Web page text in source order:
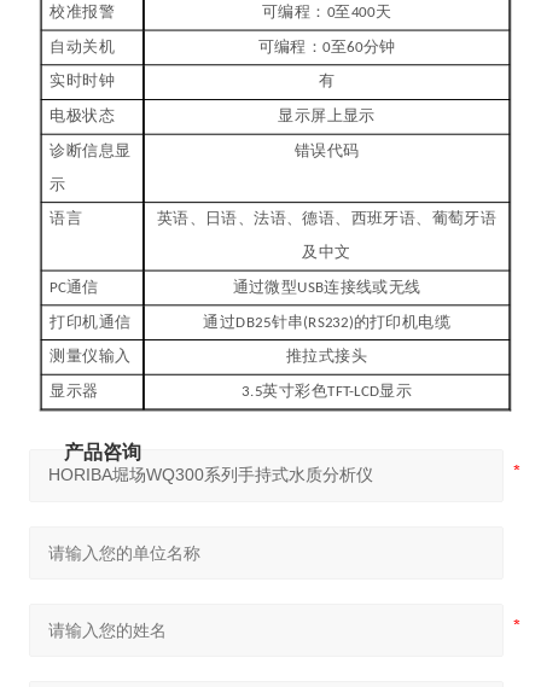
校准报警
可编程： 0至 400天
自动关机
可编程：0至60分钟
实时时钟 有
电极状态 显示屏上显示
诊断信息显
示
错误代码
语言 英语、日语、法语、德语、西班牙语、葡萄牙语
及中文
PC通信 通过微型USB连接线或无线
打印机通信 通过DB25针串(RS232)的打印机电缆
测量仪输入 推拉式接头
显示器 3.5英寸彩色TFT-LCD显示
产品咨询